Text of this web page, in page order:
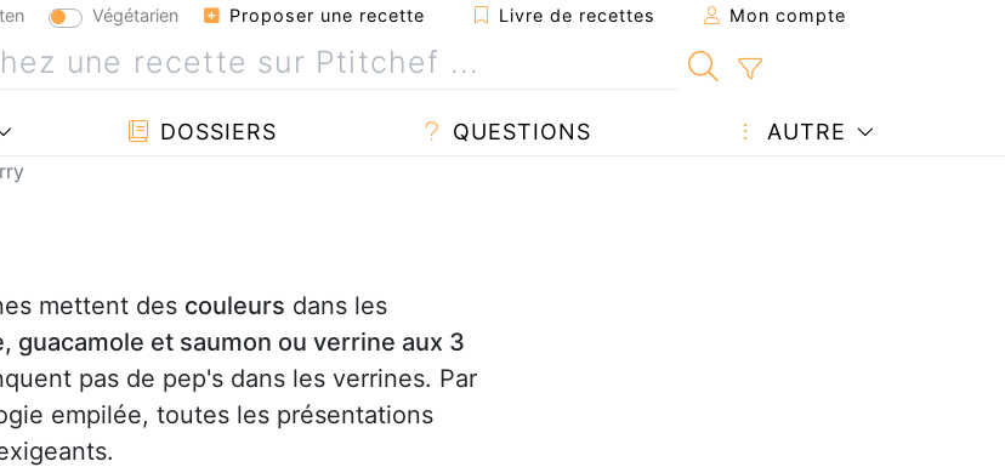
Végétarien Proposer une recette Livre de recettes Mon compte
DOSSIERS QUESTIONS AUTRE
mettent des couleurs dans les
guacamole et saumon ou verrine aux 3
pas de pep's dans les verrines. Par
empilée, toutes les présentations